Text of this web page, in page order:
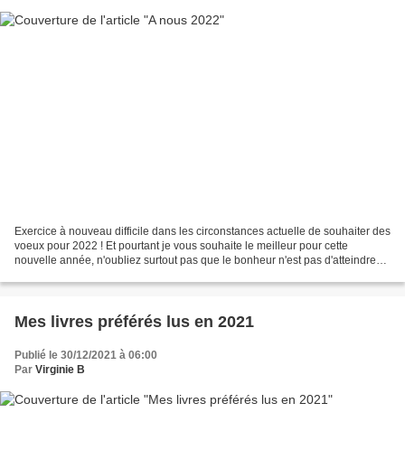
Exercice à nouveau difficile dans les circonstances actuelle de souhaiter des
voeux pour 2022 ! Et pourtant je vous souhaite le meilleur pour cette
nouvelle année, n'oubliez surtout pas que le bonheur n'est pas d'atteindre
Mes livres préférés lus en 2021
Publié le 30/12/2021 à 06:00
Par Virginie B